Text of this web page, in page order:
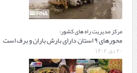
مرکز مدیریت راه های کشور:
محورهای ۹ استان دارای بارش باران و برف است
۲۰ دی ۱۴۰۲